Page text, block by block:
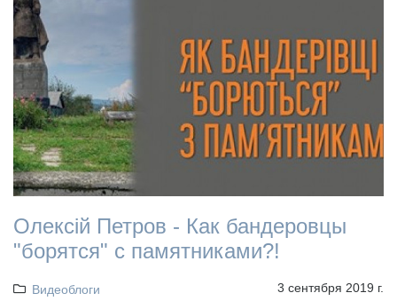
Олексій Петров - Как бандеровцы
"борятся" с памятниками?!
Видеоблоги 3 сентября 2019 г.